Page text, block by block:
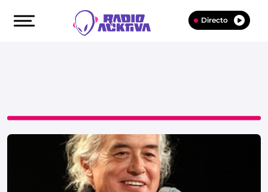
Directo